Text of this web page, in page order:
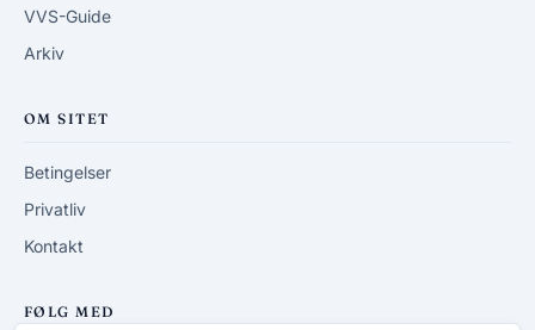
VVS-Guide
Arkiv
OM SITET
Betingelser
Privatliv
Kontakt
FØLG MED